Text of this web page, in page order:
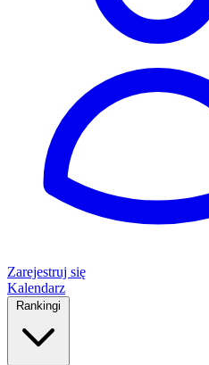
Zarejestruj się
Kalendarz
Rankingi